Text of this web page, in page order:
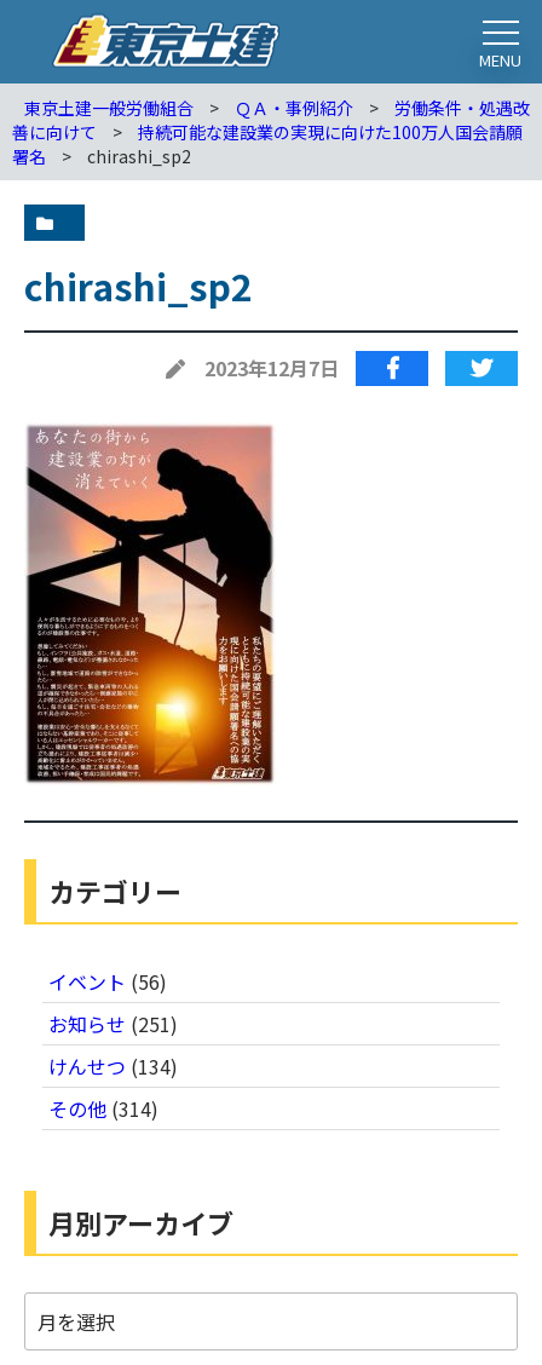
MENU
東京土建一般労働組合 > ＱＡ・事例紹介 >
労働条件・処遇改
善に向けて
>
持続可能な建設業の実現に向けた100万人国会請願
署名
> chirashi_sp2
chirashi_sp2
2023年12月7日
カテゴリー
イベント (56)
お知らせ (251)
けんせつ (134)
その他 (314)
月別アーカイブ
別